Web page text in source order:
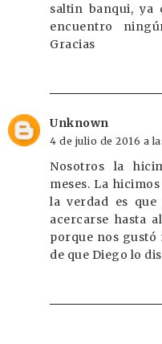
saltin banqui, ya
encuentro
Gracias
Unknown
4 de julio de 2016 a
Nosotros la
meses. La
la verdad es
acercarse hasta
porque nos gustó
de que Diego lo